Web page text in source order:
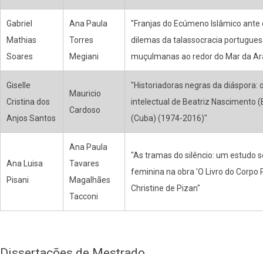
Gabriel
Mathias
Soares
Ana Paula
Torres
Megiani
"Franjas do Ecúmeno Islâmico
dilemas da talassocracia
muçulmanas ao redor do Mar da
Giselle
Cristina dos
Anjos Santos
Mauricio
Cardoso
"Historiadoras negras da diáspora:
intelectual de Beatriz Nascimento
(Cuba) (1974-2016)"
Ana Luisa
Pisani
Ana Paula
Tavares
Magalhães
Tacconi
"As tramas do silêncio: um estudo
feminina na obra 'O Livro do Corpo
Christine de Pizan"